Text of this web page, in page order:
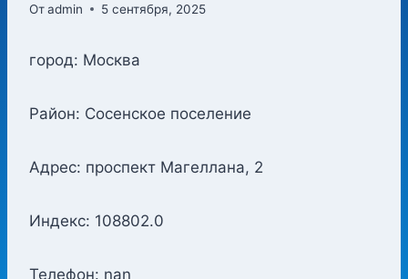
Отadmin 5 сентября, 2025
город: Москва
Район: Сосенское поселение
Адрес: проспект Магеллана, 2
Индекс: 108802.0
Телефон: nan